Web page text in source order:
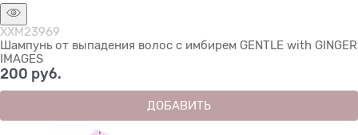
XXM23969
Шампунь от выпадения волос с имбирем GENTLE with GINGER
IMAGES
200 руб.
ДОБАВИТЬ